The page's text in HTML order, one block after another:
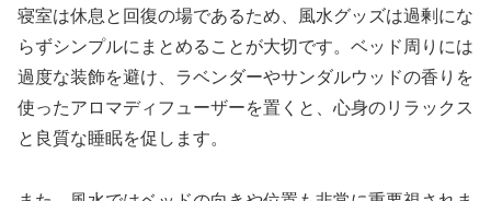
寝室は休息と回復の場であるため、風水グッズは過剰にな
らずシンプルにまとめることが大切です。ベッド周りには
過度な装飾を避け、ラベンダーやサンダルウッドの香りを
使ったアロマディフューザーを置くと、心身のリラックス
と良質な睡眠を促します。